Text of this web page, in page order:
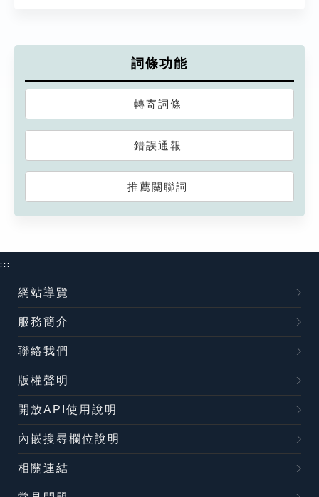
詞條功能
轉寄詞條
錯誤通報
推薦關聯詞
:::
網站導覽
服務簡介
聯絡我們
版權聲明
開放API使用說明
內嵌搜尋欄位說明
相關連結